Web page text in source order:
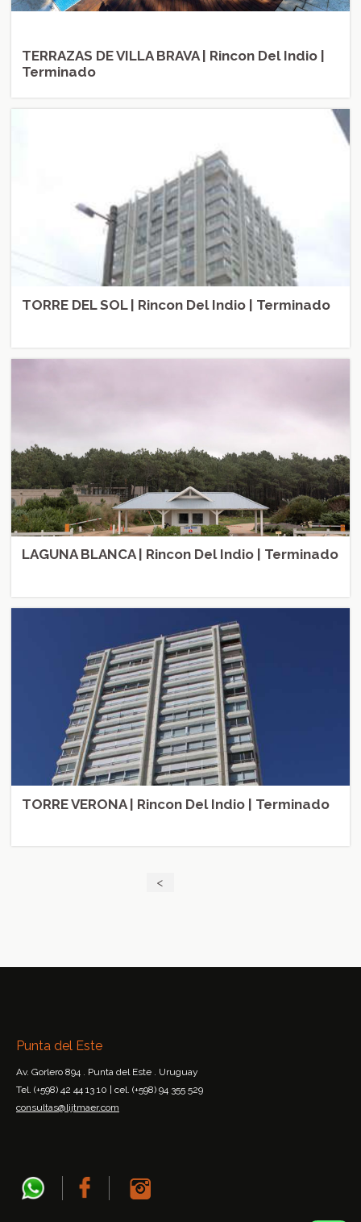
TERRAZAS DE VILLA BRAVA | Rincon Del Indio |
Terminado
TORRE DEL SOL | Rincon Del Indio | Terminado
LAGUNA BLANCA | Rincon Del Indio | Terminado
TORRE VERONA | Rincon Del Indio | Terminado
<
Punta del Este
Av. Gorlero 894 . Punta del Este . Uruguay
Tel. (+598) 42 44 13 10 | cel. (+598) 94 355 529
consultas@lijtmaer.com